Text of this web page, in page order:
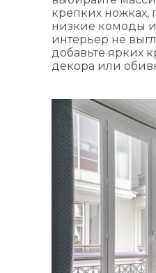
крепких ножках,
низкие комоды
интерьер не
добавьте ярких
декора или